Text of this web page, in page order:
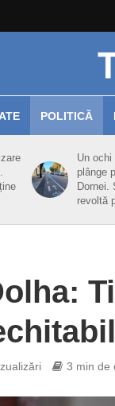
POLITICĂ
Un ochi
plânge
Dornei.
revoltă
3 min de